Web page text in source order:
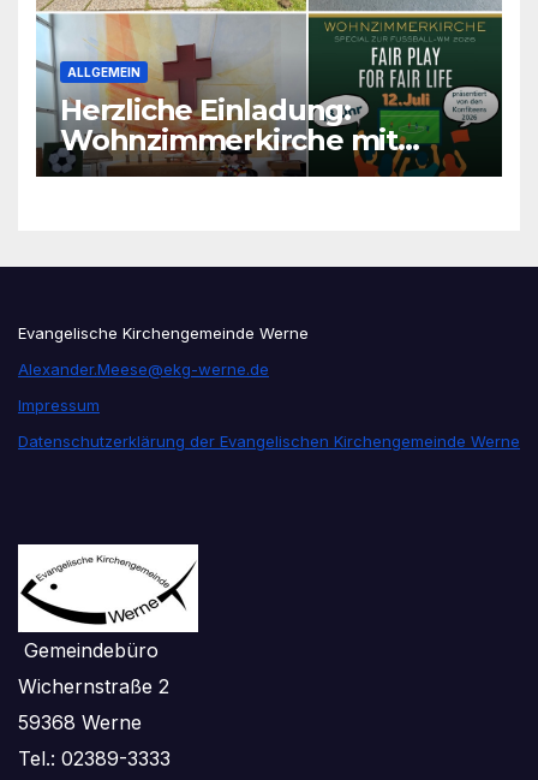
ALLGEMEIN
Herzliche Einladung:
Wohnzimmerkirche mit
unseren Konfis
Evangelische Kirchengemeinde Werne
Alexander.Meese@ekg-werne.de
Impressum
Datenschutzerklärung der Evangelischen Kirchengemeinde Werne
Gemeindebüro
Wichernstraße 2
59368 Werne
Tel.: 02389-3333